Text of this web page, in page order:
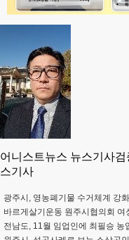
어니스트뉴스 뉴스기사
스기사
광주시, 영농폐기물 수거체계 강
바르게살기운동 원주시협의회
전남도, 11월 임업인에 최필승 농